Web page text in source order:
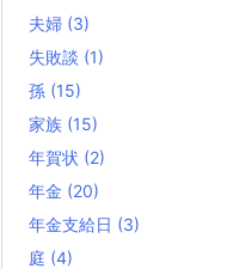
夫婦 (3)
失敗談 (1)
孫 (15)
家族 (15)
年賀状 (2)
年金 (20)
年金支給日 (3)
庭 (4)